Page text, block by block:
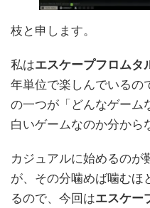
枝と申します。
私はエスケープフロムタ
年単位で楽しんでいるの
の一つが「どんなゲーム
白いゲームなのか分から
カジュアルに始めるのが
が、その分噛めば噛むほ
るので、今回はエスケー